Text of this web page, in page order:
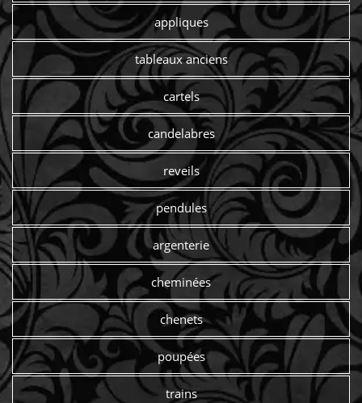
appliques
tableaux anciens
cartels
candelabres
reveils
pendules
argenterie
cheminées
chenets
poupées
trains